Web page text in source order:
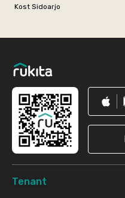
Kost Sidoarjo
Tenant